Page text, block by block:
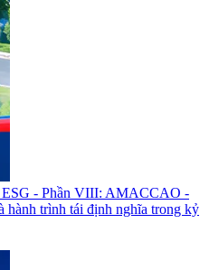
ESG - Phần VIII: AMACCAO -
hành trình tái định nghĩa trong kỷ